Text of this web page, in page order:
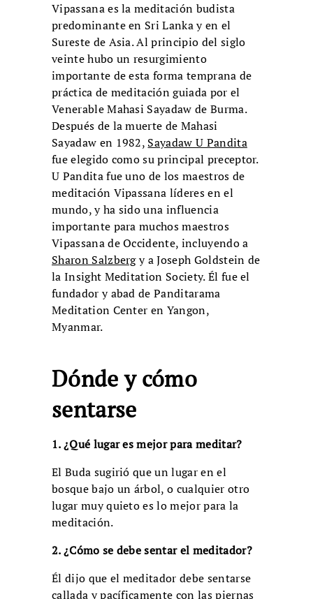
Vipassana es la meditación budista
predominante en Sri Lanka y en el
Sureste de Asia. Al principio del siglo
veinte hubo un resurgimiento
importante de esta forma temprana de
práctica de meditación guiada por el
Venerable Mahasi Sayadaw de Burma.
Después de la muerte de Mahasi
Sayadaw en 1982, Sayadaw U Pandita
fue elegido como su principal preceptor.
U Pandita fue uno de los maestros de
meditación Vipassana líderes en el
mundo, y ha sido una influencia
importante para muchos maestros
Vipassana de Occidente, incluyendo a
Sharon Salzbergy a Joseph Goldstein de
la Insight Meditation Society. Él fue el
fundador y abad de Panditarama
Meditation Center en Yangon,
Myanmar.
Dónde y cómo
sentarse
1. ¿Qué lugar es mejor para meditar?
El Buda sugirió que un lugar en el
bosque bajo un árbol, o cualquier otro
lugar muy quieto es lo mejor para la
meditación.
2. ¿Cómo se debe sentar el meditador?
Él dijo que el meditador debe sentarse
callada y pacíficamente con las piernas